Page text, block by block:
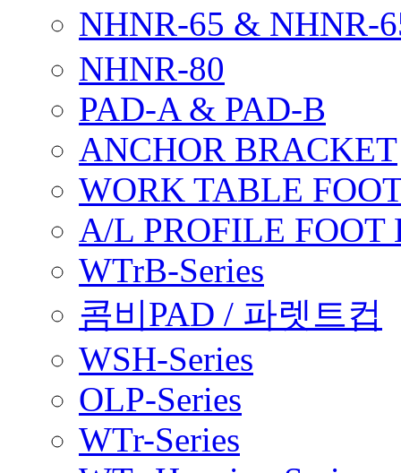
NHNR-65 & NHNR-
NHNR-80
PAD-A & PAD-B
ANCHOR BRACKET
WORK TABLE
A/L PROFILE FOOT
WTrB-Series
콤비PAD / 파렛트컵
WSH-Series
OLP-Series
WTr-Series